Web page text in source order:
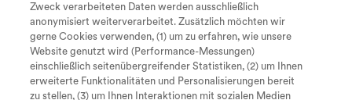
Zum Inhalt
Fragen, Entscheidungen und
Herausforderungen mit sich. Gleichzeitig
möchten Eltern ihrem Kind Sicherheit geben
und den Alltag so gut wie möglich gestalten.
Zweck verarbeiteten Daten werden ausschließlich
anonymisiert weiterverarbeitet. Zusätzlich möchten wir
gerne Cookies verwenden, (1) um zu erfahren, wie unsere
Website genutzt wird (Performance-Messungen)
einschließlich seitenübergreifender Statistiken, (2) um Ihnen
erweiterte Funktionalitäten und Personalisierungen bereit
zu stellen, (3) um Ihnen Interaktionen mit sozialen Medien